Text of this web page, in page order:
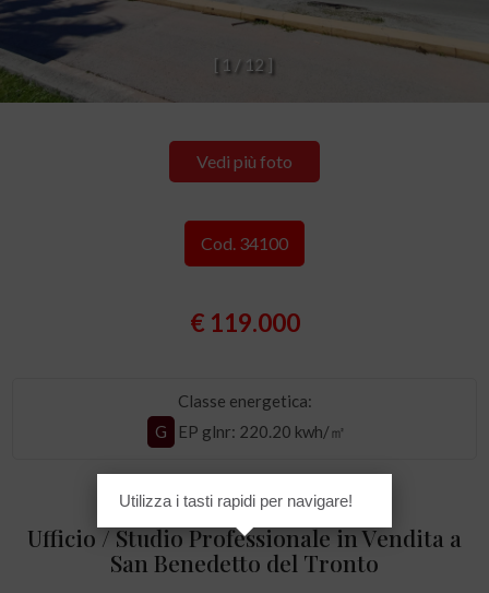
[ 1 / 12
Vedi più foto
Cod. 34100
€ 119.000
Classe energetica:
G
EP glnr: 220.20 kwh/㎡
Ufficio / Studio Professionale in Vendita a
San Benedetto del Tronto
Utilizza i tasti rapidi per navigare!